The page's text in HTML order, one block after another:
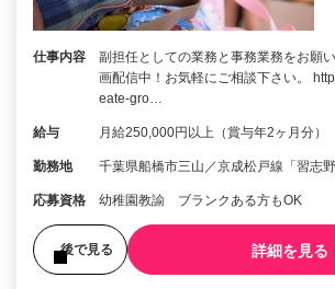
仕事内容
副担任としての業務と事務業務をお願
画配信中！お気軽にご相談下さい。
eate-gro…
給与 月給250,000円以上（賞与年2ヶ月分）
勤務地 千葉県船橋市三山／京成松戸線「習志
応募資格 幼稚園教諭 ブランクある方もOK
後で見る 詳細を見る